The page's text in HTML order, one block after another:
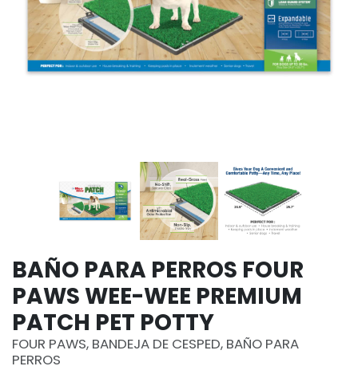
BAÑO PARA PERROS FOUR
PAWS WEE-WEE PREMIUM
PATCH PET POTTY
FOUR PAWS, BANDEJA DE CESPED, BAÑO PARA
PERROS